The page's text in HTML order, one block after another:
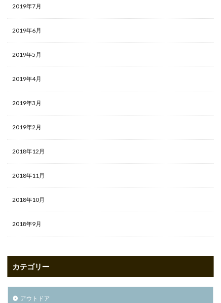
2019年7月
2019年6月
2019年5月
2019年4月
2019年3月
2019年2月
2018年12月
2018年11月
2018年10月
2018年9月
カテゴリー
アウトドア